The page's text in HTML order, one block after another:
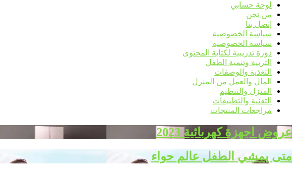
لوحة حسابي
من نحن
إتصل بنا
سياسة الخصوصية
سياسة الخصوصية
دورة تدريبية لكتابة المحتوى
التربية وتنمية الطفل
التغذية والوصفات
المال والعمل من المنزل
المنزل والتنظيم
التقنية والتطبيقات
مراجعات المنتجات
عروض اجهزة كهربائية 2023
متى يمشي الطفل عالم حواء